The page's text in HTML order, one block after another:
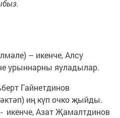
– икенче, Алсу
урыннарны яуладылар.
Гайнетдинов
иң күп очко җыйды.
икенче, Азат Җамалтдинов